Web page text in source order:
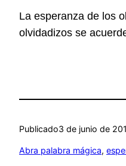
La esperanza de los
olvidadizos se
Publicado3 de junio de
Abra palabra mágica,